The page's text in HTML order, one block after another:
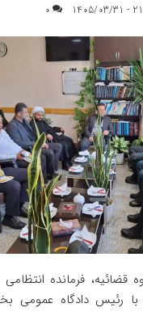
21:18
0
قضائيه، فرمانده
با رئيس دادگاه عمومی